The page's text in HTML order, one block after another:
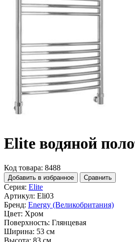
Elite водяной
Код товара: 8488
Добавить в избранное Сравнить
Серия: Elite
Артикул: Eli03
Бренд: Energy (Великобритания)
Цвет: Хром
Поверхность: Глянцевая
Ширина: 53 см
Высота: 83 см